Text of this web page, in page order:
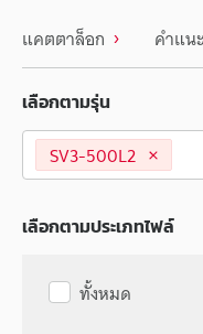
แคตตาล็อก คำแน
เลือกตามรุ่น
SV3-500L2
เลือกตามประเภทไฟล์
ทั้งหมด